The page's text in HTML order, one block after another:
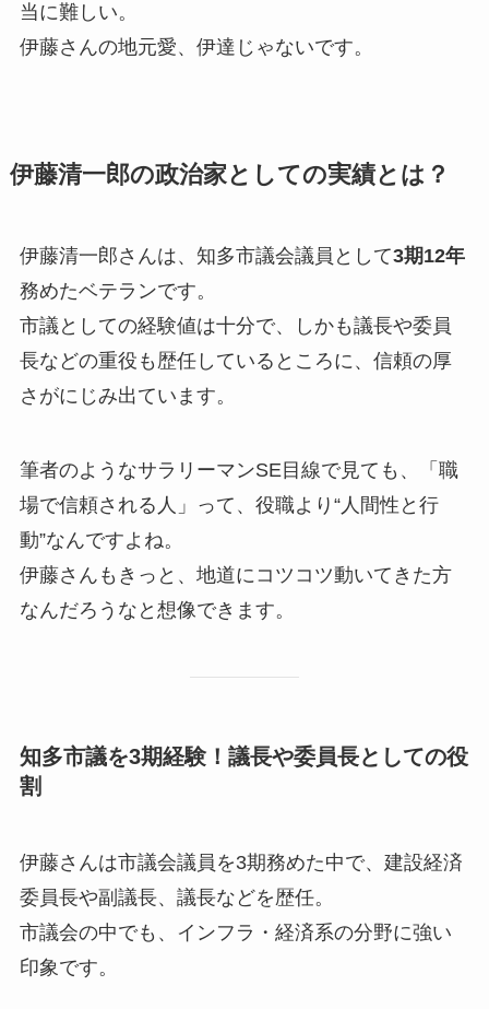
当に難しい。
伊藤さんの地元愛、伊達じゃないです。
伊藤清一郎の政治家としての実績とは？
伊藤清一郎さんは、知多市議会議員として3期12年
務めたベテランです。
市議としての経験値は十分で、しかも議長や委員
長などの重役も歴任しているところに、信頼の厚
さがにじみ出ています。
筆者のようなサラリーマンSE目線で見ても、「職
場で信頼される人」って、役職より“人間性と行
動”なんですよね。
伊藤さんもきっと、地道にコツコツ動いてきた方
なんだろうなと想像できます。
知多市議を3期経験！議長や委員長としての役
割
伊藤さんは市議会議員を3期務めた中で、建設経済
委員長や副議長、議長などを歴任。
市議会の中でも、インフラ・経済系の分野に強い
印象です。